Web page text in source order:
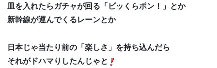
皿を入れたらガチャが回る「ビッくらポン！」とか
新幹線が運んでくるレーンとか
日本じゃ当たり前の「楽しさ」を持ち込んだら
それがドハマりしたんじゃと